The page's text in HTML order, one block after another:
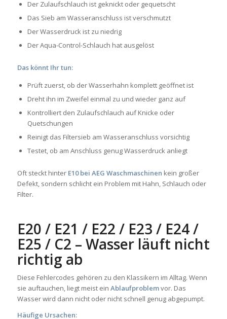
Der Zulaufschlauch ist geknickt oder gequetscht
Das Sieb am Wasseranschluss ist verschmutzt
Der Wasserdruck ist zu niedrig
Der Aqua-Control-Schlauch hat ausgelöst
Das könnt Ihr tun:
Prüft zuerst, ob der Wasserhahn komplett geöffnet ist
Dreht ihn im Zweifel einmal zu und wieder ganz auf
Kontrolliert den Zulaufschlauch auf Knicke oder
Quetschungen
Reinigt das Filtersieb am Wasseranschluss vorsichtig
Testet, ob am Anschluss genug Wasserdruck anliegt
Oft steckt hinter E10 bei AEG Waschmaschinen kein großer
Defekt, sondern schlicht ein Problem mit Hahn, Schlauch oder
Filter.
E20 / E21 / E22 / E23 / E24 /
E25 / C2 – Wasser läuft nicht
richtig ab
Diese Fehlercodes gehören zu den Klassikern im Alltag. Wenn
sie auftauchen, liegt meist ein Ablaufproblemvor. Das
Wasser wird dann nicht oder nicht schnell genug abgepumpt.
Häufige Ursachen: